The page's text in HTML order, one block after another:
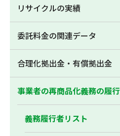
リサイクルの実績
委託料金の関連データ
合理化拠出金・有償拠出金
事業者の再商品化義務の履
義務履行者リスト